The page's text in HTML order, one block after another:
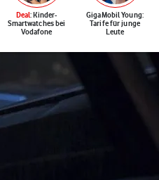
Deal: Kinder-
Smartwatches bei
Vodafone
GigaMobil Young:
Tarife für junge
Leute